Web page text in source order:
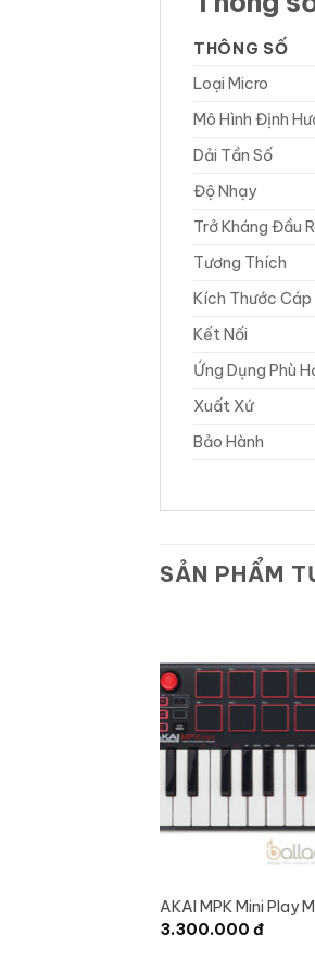
THÔNG SỐ
Loại Micro
Mô Hình Định
Dải Tần Số
Độ Nhạy
Trở Kháng Đầu
Tương Thích
Kích Thước Cáp
Kết Nối
Ứng Dụng Phù
Xuất Xứ
Bảo Hành
SẢN PHẨM
AKAI MPK Mini Play
3.300.000 đ